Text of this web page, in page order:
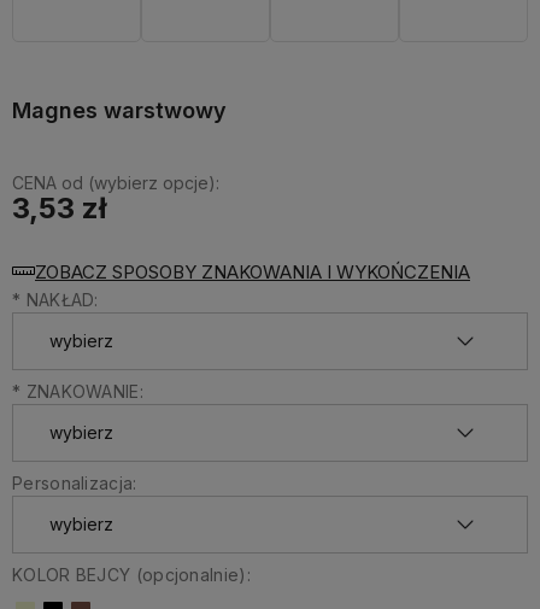
Magnes warstwowy
CENA od (wybierz opcje):
3,53 zł
ZOBACZ SPOSOBY ZNAKOWANIA I WYKOŃCZENIA
* NAKŁAD:
* ZNAKOWANIE:
Personalizacja:
KOLOR BEJCY (opcjonalnie):